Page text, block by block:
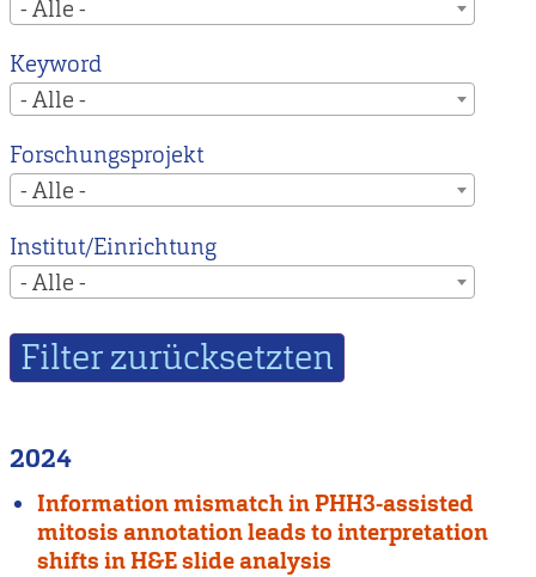
- Alle -
Keyword
- Alle -
Forschungsprojekt
- Alle -
Institut/Einrichtung
- Alle -
2024
Information mismatch in PHH3-assisted
mitosis annotation leads to interpretation
shifts in H&E slide analysis